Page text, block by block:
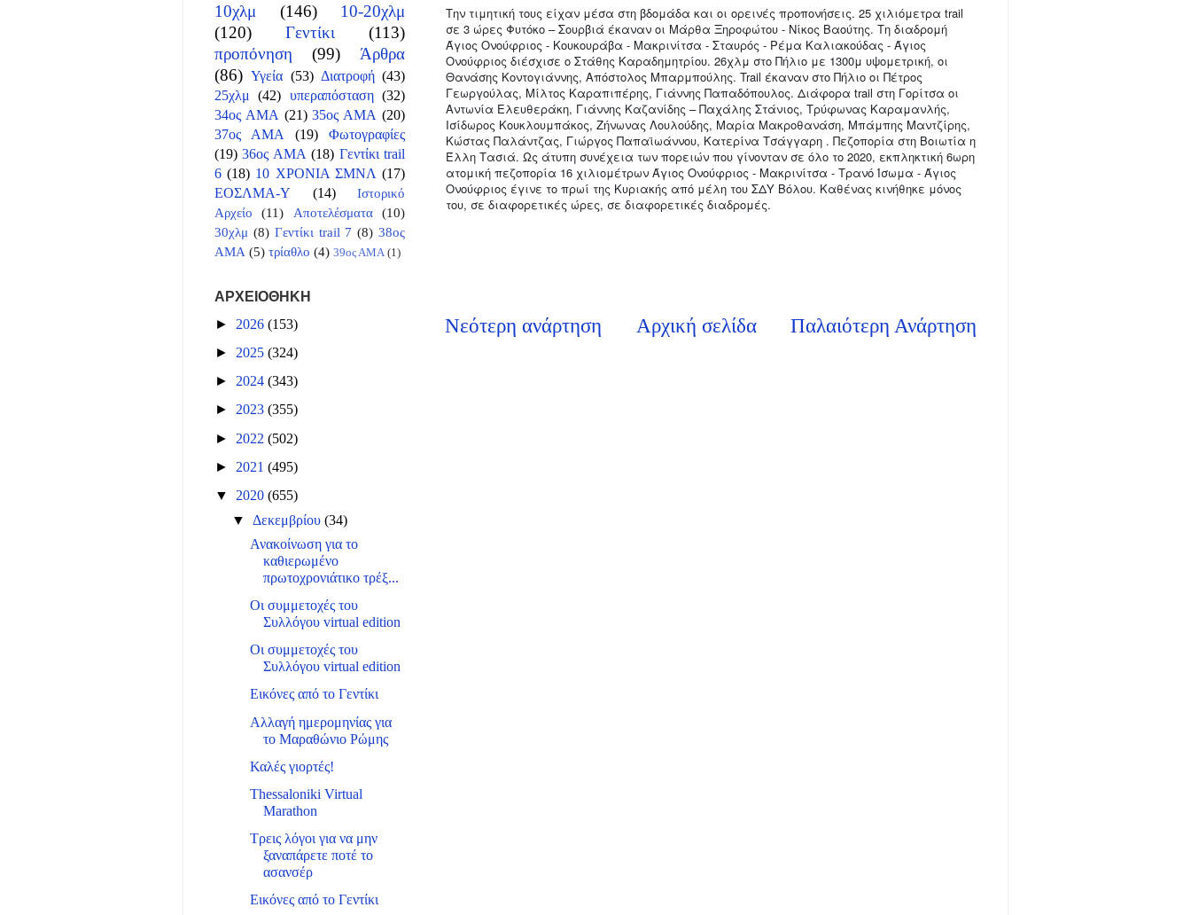
Την τιμητική τους είχαν μέσα στη βδομάδα και οι ορεινές προπονήσεις. 25 χιλιόμετρα trail
σε 3 ώρες Φυτόκο – Σουρβιά έκαναν οι Μάρθα Ξηροφώτου - Νίκος Βαούτης. Τη διαδρομή
Άγιος Ονούφριος - Κουκουράβα - Μακρινίτσα - Σταυρός - Ρέμα Καλιακούδας - Άγιος
Ονούφριος διέσχισε ο Στάθης Καραδημητρίου. 26χλμ στο Πήλιο με 1300μ υψομετρική, οι
Θανάσης Κοντογιάννης, Απόστολος Μπαρμπούλης. Trail έκαναν στο Πήλιο οι Πέτρος
Γεωργούλας, Μίλτος Καραπιπέρης, Γιάννης Παπαδόπουλος. Διάφορα trail στη Γορίτσα οι
Αντωνία Ελευθεράκη, Γιάννης Καζανίδης – Παχάλης Στάνιος, Τρύφωνας Καραμανλής,
Ισίδωρος Κουκλουμπάκος, Ζήνωνας Λουλούδης, Μαρία Μακροθανάση, Μπάμπης Μαντζίρης,
Κώστας Παλάντζας, Γιώργος Παπαϊωάννου, Κατερίνα Τσάγγαρη . Πεζοπορία στη Βοιωτία η
Έλλη Τασιά. Ως άτυπη συνέχεια των πορειών που γίνονταν σε όλο το 2020, εκπληκτική 6ωρη
ατομική πεζοπορία 16 χιλιομέτρων Άγιος Ονούφριος - Μακρινίτσα - Τρανό Ίσωμα - Άγιος
Ονούφριος έγινε το πρωί της Κυριακής από μέλη του ΣΔΥ Βόλου. Καθένας κινήθηκε μόνος
του, σε διαφορετικές ώρες, σε διαφορετικές διαδρομές.
Νεότερη ανάρτηση Παλαιότερη Ανάρτηση
Αρχική σελίδα
10χλμ
(146)
10-20χλμ
(120)
Γεντίκι
(113)
προπόνηση
(99)
Άρθρα
(86) Υγεία (53) Διατροφή (43)
25χλμ (42) υπεραπόσταση (32)
34ος ΑΜΑ (21) 35ος ΑΜΑ (20)
37ος ΑΜΑ
(19)
Φωτογραφίες
(19) 36ος ΑΜΑ (18) Γεντίκι trail
6 (18) 10 ΧΡΟΝΙΑ ΣΜΝΛ (17)
ΕΟΣΛΜΑ-Υ
(14)
Ιστορικό
Αρχείο
(11) Αποτελέσματα
(10)
30χλμ (8) Γεντίκι trail 7 (8) 38ος
ΑΜΑ (5) τρίαθλο (4) 39ος ΑΜΑ (1)
ΑΡΧΕΙΟΘΗΚΗ
► 2026 (153)
► 2025 (324)
► 2024 (343)
► 2023 (355)
► 2022 (502)
► 2021 (495)
▼ 2020 (655)
▼ Δεκεμβρίου(34)
Ανακοίνωση για το
καθιερωμένο
πρωτοχρονιάτικο τρέξ...
Οι συμμετοχές του
Συλλόγου virtual edition
Οι συμμετοχές του
Συλλόγου virtual edition
Εικόνες από το Γεντίκι
Αλλαγή ημερομηνίας για
το Μαραθώνιο Ρώμης
Καλές γιορτές!
Thessaloniki Virtual
Marathon
Τρεις λόγοι για να μην
ξαναπάρετε ποτέ το
ασανσέρ
Εικόνες από το Γεντίκι